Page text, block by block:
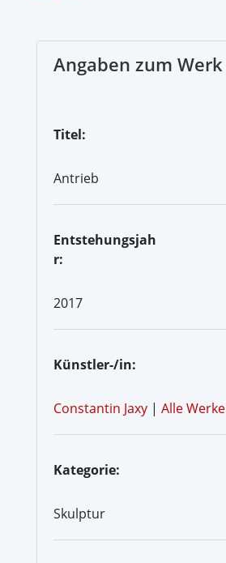
Angaben zum Werk
Titel:
Antrieb
Entstehungsjah
r:
2017
Künstler-/in:
Constantin Jaxy | Alle Werke
Kategorie:
Skulptur